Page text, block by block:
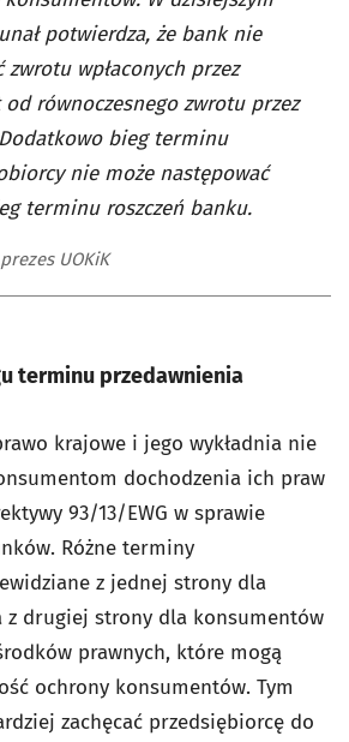
potwierdza, że bank nie
zwrotu wpłaconych przez
równoczesnego zwrotu przez
bieg terminu
nie może następować
terminu roszczeń banku.
UOKiK
terminu przedawnienia
krajowe i jego wykładnia nie
dochodzenia ich praw
93/13/EWG w sprawie
Różne terminy
z jednej strony dla
z drugiej strony dla konsumentów
prawnych, które mogą
ochrony konsumentów. Tym
zachęcać przedsiębiorcę do